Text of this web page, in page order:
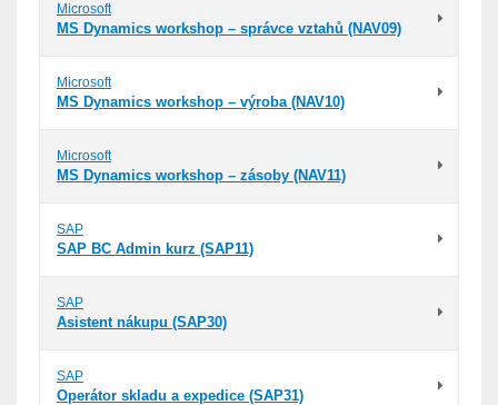
Microsoft
MS Dynamics workshop – správce vztahů (NAV09)
Microsoft
MS Dynamics workshop – výroba (NAV10)
Microsoft
MS Dynamics workshop – zásoby (NAV11)
SAP
SAP BC Admin kurz (SAP11)
SAP
Asistent nákupu (SAP30)
SAP
Operátor skladu a expedice (SAP31)